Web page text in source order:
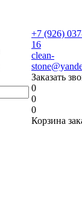
+7 (926)
16
clean-
Заказать
0
0
0
Корзина